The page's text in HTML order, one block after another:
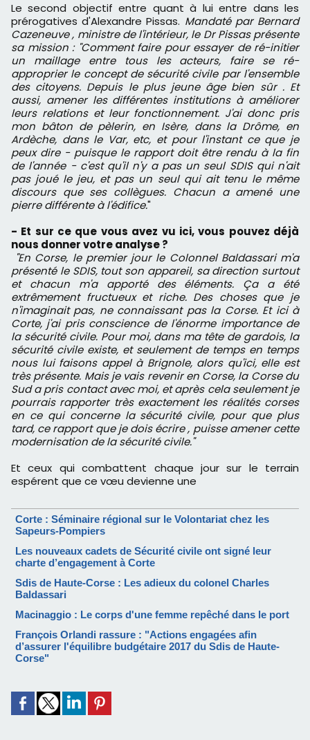
Le second objectif entre quant à lui entre dans les
prérogatives d'Alexandre Pissas. Mandaté par Bernard
Cazeneuve , ministre de l'intérieur, le Dr Pissas présente
sa mission : "Comment faire pour essayer de ré-initier
un maillage entre tous les acteurs, faire se ré-
approprier le concept de sécurité civile par l'ensemble
des citoyens. Depuis le plus jeune âge bien sûr . Et
aussi, amener les différentes institutions à améliorer
leurs relations et leur fonctionnement. J'ai donc pris
mon bâton de pèlerin, en Isère, dans la Drôme, en
Ardèche, dans le Var, etc, et pour l'instant ce que je
peux dire - puisque le rapport doit être rendu à la fin
de l'année - c'est qu'il n'y a pas un seul SDIS qui n'ait
pas joué le jeu, et pas un seul qui ait tenu le même
discours que ses collègues. Chacun a amené une
pierre différente à l'édifice."
- Et sur ce que vous avez vu ici, vous pouvez déjà
nous donner votre analyse ?
"En Corse, le premier jour le Colonnel Baldassari m'a
présenté le SDIS, tout son appareil, sa direction surtout
et chacun m'a apporté des éléments. Ça a été
extrêmement fructueux et riche. Des choses que je
n'imaginait pas, ne connaissant pas la Corse. Et ici à
Corte, j'ai pris conscience de l'énorme importance de
la sécurité civile. Pour moi, dans ma tête de gardois, la
sécurité civile existe, et seulement de temps en temps
nous lui faisons appel à Brignole, alors qu'ici, elle est
très présente. Mais je vais revenir en Corse, la Corse du
Sud a pris contact avec moi, et après cela seulement je
pourrais rapporter très exactement les réalités corses
en ce qui concerne la sécurité civile, pour que plus
tard, ce rapport que je dois écrire , puisse amener cette
modernisation de la sécurité civile."
Et ceux qui combattent chaque jour sur le terrain
espérent que ce vœu devienne une
Corte : Séminaire régional sur le Volontariat chez les
Sapeurs-Pompiers
Les nouveaux cadets de Sécurité civile ont signé leur
charte d’engagement à Corte
Sdis de Haute-Corse : Les adieux du colonel Charles
Baldassari
Macinaggio : Le corps d'une femme repêché dans le port
François Orlandi rassure : "Actions engagées afin
d’assurer l'équilibre budgétaire 2017 du Sdis de Haute-
Corse"